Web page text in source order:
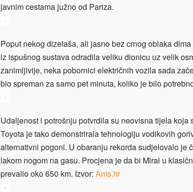
javnim cestama južno od Pariza.
Poput nekog dizelaša, ali jasno bez crnog oblaka
iz ispušnog sustava odradila veliku dionicu uz velik
zanimljivije, neka pobornici električnih vozila sada
bio spreman za samo pet minuta, koliko je bilo
.
Udaljenost i potrošnju potvrdila su neovisna tijela koja
Toyota je tako demonstrirala tehnologiju vodikovih
alternativni pogoni. U obaranju rekorda sudjelovalo je
lakom nogom na gasu. Procjena je da bi Mirai u
prevalio oko 650 km. Izvor: Ams.hr